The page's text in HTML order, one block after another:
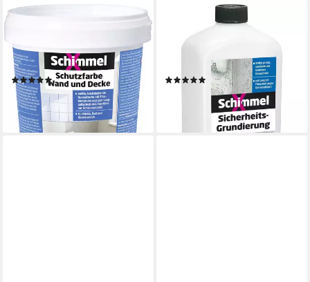
Wand und Decke 750 ml weiß
Schimmelentferner
(1)
10,44 €
(13,92 €/ 1 l)
lieferbar - in 3-4 Werktagen bei dir
SCHIMMEL X
Wandgrundierung Schimmel
X Sicherheits-Grundierung 1
(2)
lieferbar - in 3-4 Werktagen bei dir